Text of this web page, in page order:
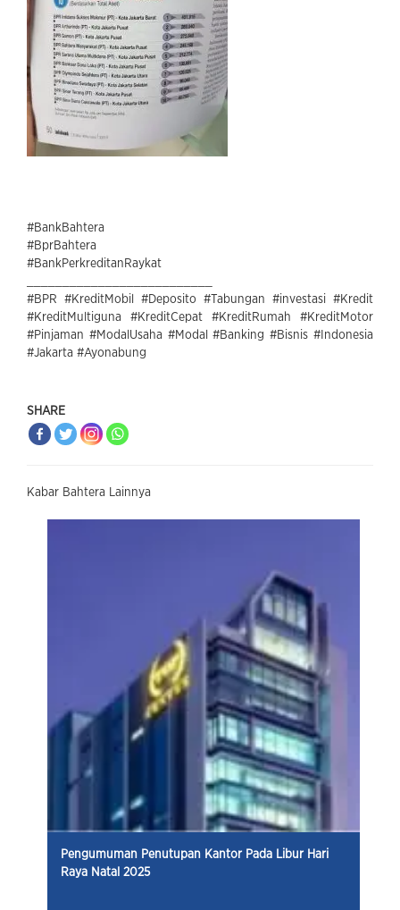
#BankBahtera
#BprBahtera
#BankPerkreditanRaykat
#BPR #KreditMobil #Deposito #Tabungan #investasi #Kredit
#KreditMultiguna #KreditCepat #KreditRumah #KreditMotor
#Pinjaman #ModalUsaha #Modal #Banking #Bisnis #Indonesia
#Jakarta #Ayonabung
SHARE
Kabar Bahtera Lainnya
Pengumuman Penutupan Kantor Pada Libur Hari
Raya Natal 2025